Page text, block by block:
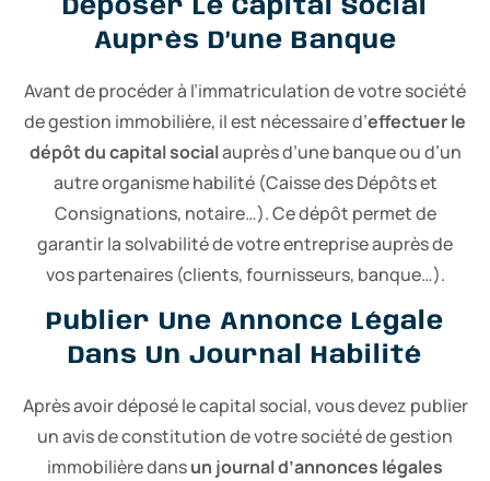
Déposer Le Capital Social
Auprès D’une Banque
Avant de procéder à l’immatriculation de votre société
de gestion immobilière, il est nécessaire d’effectuer le
dépôt du capital socialauprès d’une banque ou d’un
autre organisme habilité (Caisse des Dépôts et
Consignations, notaire…). Ce dépôt permet de
garantir la solvabilité de votre entreprise auprès de
vos partenaires (clients, fournisseurs, banque…).
Publier Une Annonce Légale
Dans Un Journal Habilité
Après avoir déposé le capital social, vous devez publier
un avis de constitution de votre société de gestion
immobilière dansun journal d’annonces légales